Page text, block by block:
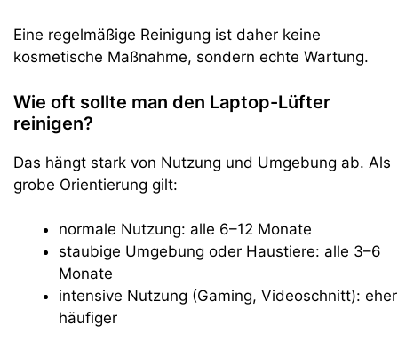
Eine regelmäßige Reinigung ist daher keine
kosmetische Maßnahme, sondern echte Wartung.
Wie oft sollte man den Laptop-Lüfter
reinigen?
Das hängt stark von Nutzung und Umgebung ab. Als
grobe Orientierung gilt:
normale Nutzung: alle 6–12 Monate
staubige Umgebung oder Haustiere: alle 3–6
Monate
intensive Nutzung (Gaming, Videoschnitt): eher
häufiger